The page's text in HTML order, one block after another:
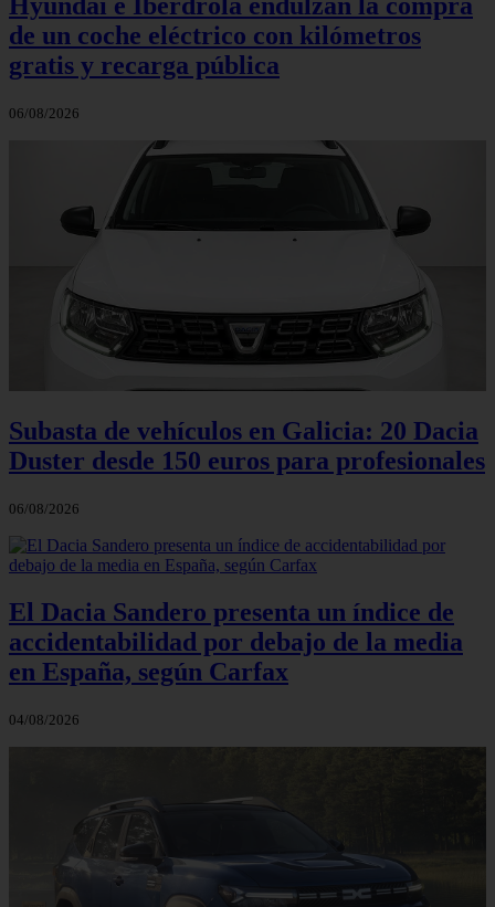
de un coche eléctrico con kilómetros
gratis y recarga pública
06/08/2026
Subasta de vehículos en Galicia: 20 Dacia
Duster desde 150 euros para profesionales
06/08/2026
El Dacia Sandero presenta un índice de
accidentabilidad por debajo de la media
en España, según Carfax
04/08/2026